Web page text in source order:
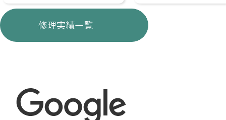
修理実績一覧